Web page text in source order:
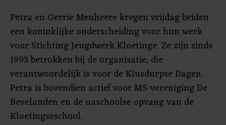
Petra en Gerrie Menheere kregen vrijdag beiden
een koninklijke onderscheiding voor hun werk
voor Stichting Jeugdwerk Kloetinge. Ze zijn sinds
1993 betrokken bij de organisatie, die
verantwoordelijk is voor de Klusdurpse Dagen.
Petra is bovendien actief voor MS-vereniging De
Bevelanden en de naschoolse opvang van de
Kloetingseschool.